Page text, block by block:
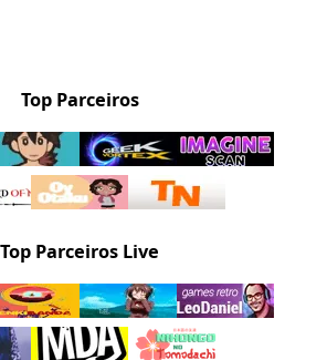
Top Parceiros
Top Parceiros Live